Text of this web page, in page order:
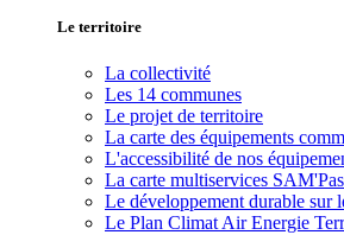
Le territoire
La collectivité
Les 14 communes
Le projet de territoire
La carte des équipements
L'accessibilité de nos
La carte multiservices
Le développement durable sur
Le Plan Climat Air Energie